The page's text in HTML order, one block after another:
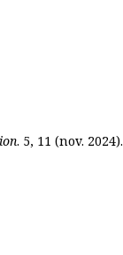
. 5, 11 (nov. 2024).